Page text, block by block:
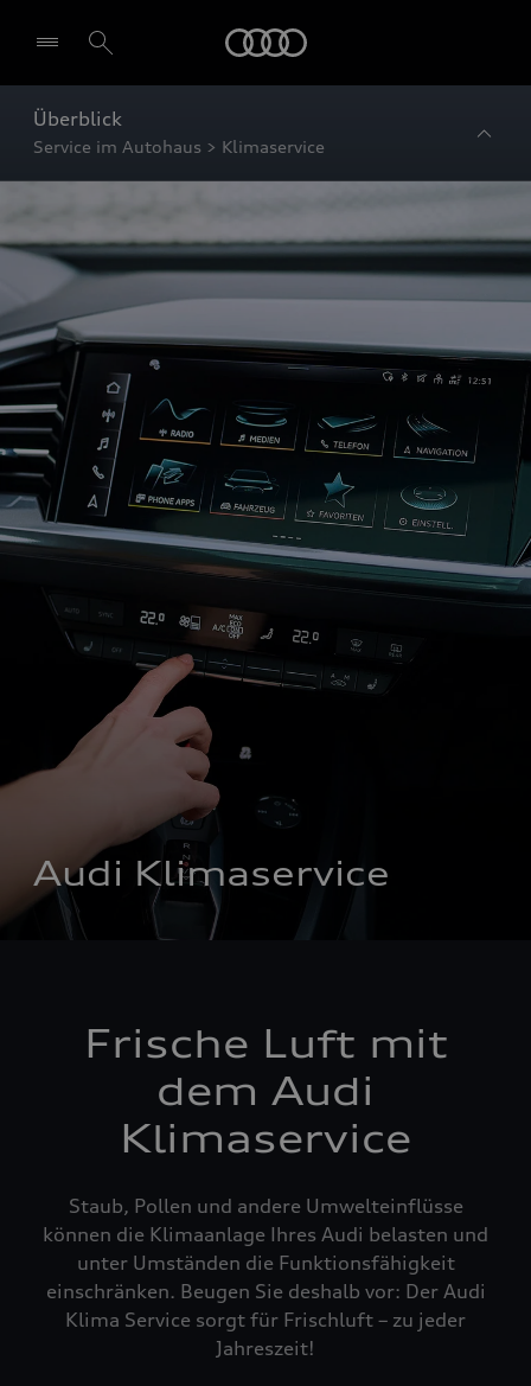
Überblick
Service im Autohaus > Klimaservice
Audi Klimaservice
Frische Luft mit
dem Audi
Klimaservice
Staub, Pollen und andere Umwelteinflüsse
können die Klimaanlage Ihres Audi belasten und
unter Umständen die Funktionsfähigkeit
einschränken. Beugen Sie deshalb vor: Der Audi
Klima Service sorgt für Frischluft – zu jeder
Jahreszeit!